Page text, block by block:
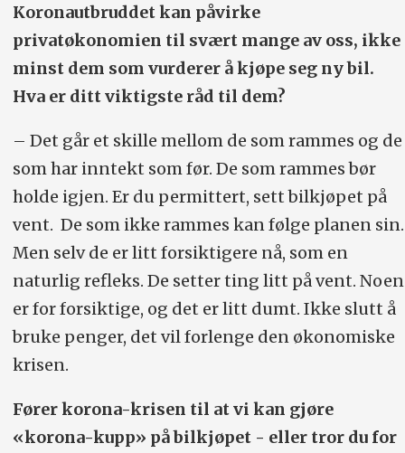
Koronautbruddet kan påvirke
privatøkonomien til svært mange av oss, ikke
minst dem som vurderer å kjøpe seg ny bil.
Hva er ditt viktigste råd til dem?
– Det går et skille mellom de som rammes og de
som har inntekt som før. De som rammes bør
holde igjen. Er du permittert, sett bilkjøpet på
vent. De som ikke rammes kan følge planen sin.
Men selv de er litt forsiktigere nå, som en
naturlig refleks. De setter ting litt på vent. Noen
er for forsiktige, og det er litt dumt. Ikke slutt å
bruke penger, det vil forlenge den økonomiske
krisen.
Fører korona-krisen til at vi kan gjøre
«korona-kupp» på bilkjøpet - eller tror du for